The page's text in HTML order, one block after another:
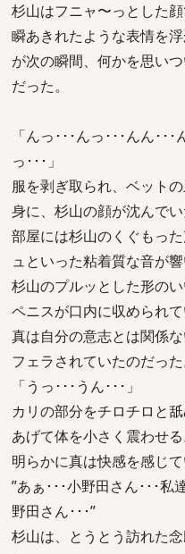
杉山はフニャ〜っとした
瞬あきれたような表情を浮
が次の瞬間、何かを思い
だった。
「んっ･･･んっ･･･んん･･
っ･･･」
服を剥ぎ取られ、ベット
身に、杉山の顔が沈んでい
部屋には杉山のくぐもっ
ュといった粘着質な音が響
杉山のプルッとした形の
ペニスが口内に収められて
真は自分の意志とは関係
フェラされていたのだった
「うっ･･･うん･･･」
カリの部分をチロチロと
あげて体を小さく震わせる
明らかに真は快感を感じて
”あぁ･･･小野田さん･･･私
野田さん･･･”
杉山は、とうとう訪れた